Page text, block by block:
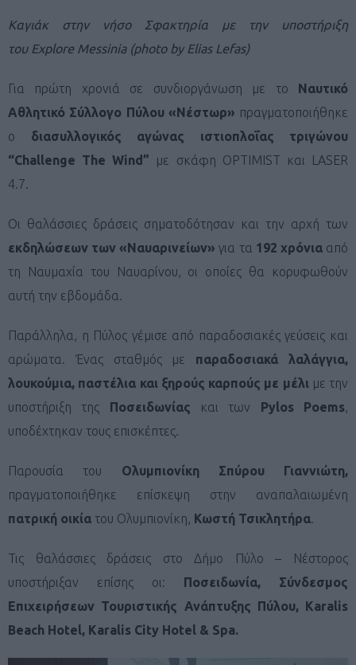
Καγιάκ στην νήσο Σφακτηρία με την υποστήριξη
του Explore Messinia (photo by Elias Lefas)
Για πρώτη χρονιά σε συνδιοργάνωση με το Ναυτικό
Αθλητικό Σύλλογο Πύλου «Νέστωρ» πραγματοποιήθηκε
ο διασυλλογικός αγώνας ιστιοπλοΐας
τριγώνου
“Challenge The Wind” με σκάφη OPTIMIST και LASER
4.7.
Οι θαλάσσιες δράσεις σηματοδότησαν και την αρχή των
εκδηλώσεων των «Ναυαρινείων» για τα 192 χρόνια από
τη Ναυμαχία του Ναυαρίνου, οι οποίες θα κορυφωθούν
αυτή την εβδομάδα.
Παράλληλα, η Πύλος γέμισε από παραδοσιακές γεύσεις και
αρώματα. Ένας σταθμός με παραδοσιακά λαλάγγια,
λουκούμια, παστέλια και ξηρούς καρπούς με μέλι με την
υποστήριξη της Ποσειδωνίας και των Pylos Poems
υποδέχτηκαν τους επισκέπτες.
Παρουσία του Ολυμπιονίκη Σπύρου Γιαννιώτη,
πραγματοποιήθηκε επίσκεψη στην αναπαλαιωμένη
πατρική οικία του Ολυμπιονίκη, Κωστή Τσικλητήρα
Τις θαλάσσιες δράσεις στο Δήμο Πύλο – Νέστορος
υποστήριξαν επίσης οι: Ποσειδωνία, Σύνδεσμος
Επιχειρήσεων Τουριστικής Ανάπτυξης Πύλου, Karalis
Beach Hotel, Karalis City Hotel & Spa.